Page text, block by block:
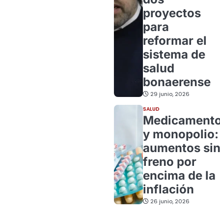
proyectos
para
reformar el
sistema de
salud
bonaerense
29 junio, 2026
SALUD
y monopolio:
aumentos sin
freno por
encima de la
inflación
26 junio, 2026